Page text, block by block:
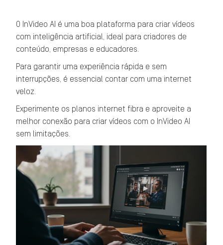
O InVideo AI é uma boa plataforma para criar vídeos
com inteligência artificial, ideal para criadores de
conteúdo, empresas e educadores.
Para garantir uma experiência rápida e sem
interrupções, é essencial contar com uma internet
veloz.
Experimente os planos internet fibra e aproveite a
melhor conexão para criar vídeos com o InVideo AI
sem limitações.